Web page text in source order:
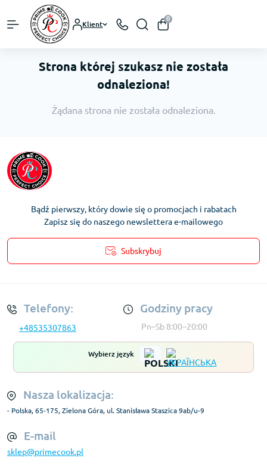
Klient
0
Strona której szukasz nie została
odnaleziona!
Żądana strona nie została odnaleziona.
Bądź pierwszy, który dowie się o promocjach i rabatach
Zapisz się do naszego newslettera e-mailowego
Subskrybuj
Telefony:
+48535307863
Godziny pracy
Pn–Sb 8:00–20:00
Wybierz język
Nasza lokalizacja:
- Polska, 65-175, Zielona Góra, ul. Stanisława Staszica 9ab/u-9
E-mail
sklep@primecook.pl